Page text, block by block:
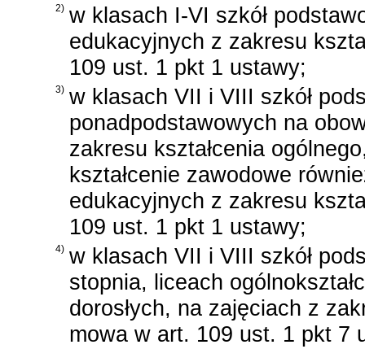
2) w klasach I-VI szkół
edukacyjnych z zakresu
109 ust. 1 pkt 1 ustawy;
3) w klasach VII i VIII szkół
ponadpodstawowych na
zakresu kształcenia
kształcenie zawodowe
edukacyjnych z zakresu
109 ust. 1 pkt 1 ustawy;
4) w klasach VII i VIII szkół
stopnia, liceach
dorosłych, na zajęciach z
mowa w art. 109 ust. 1 pkt 7